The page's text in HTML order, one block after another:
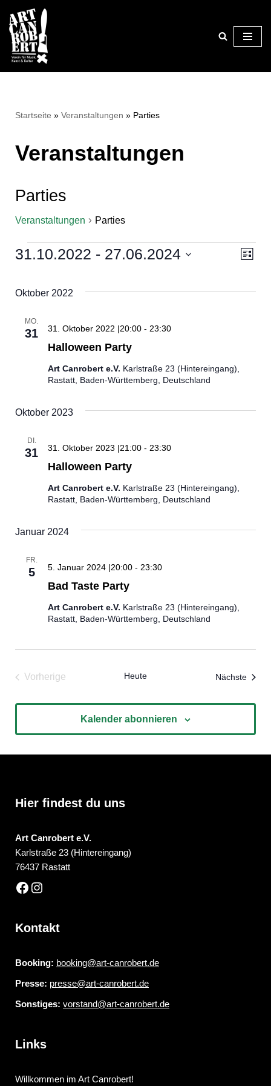
Zum
Inhalt
springen
Startseite » Veranstaltungen » Parties
Veranstaltungen
Parties
Veranstaltungen Parties
Liste
31.10.2022 - 27.06.2024
Oktober 2022
MO.
31
Halloween Party
31. Oktober 2022 |20:00 - 23:30
Art Canrobert e.V. Karlstraße 23 (Hintereingang),
Rastatt, Baden-Württemberg, Deutschland
Oktober 2023
DI.
31
Halloween Party
31. Oktober 2023 |21:00 - 23:30
Art Canrobert e.V. Karlstraße 23 (Hintereingang),
Rastatt, Baden-Württemberg, Deutschland
Januar 2024
FR.
5
Bad Taste Party
5. Januar 2024 |20:00 - 23:30
Art Canrobert e.V. Karlstraße 23 (Hintereingang),
Rastatt, Baden-Württemberg, Deutschland
Vorherige
Heute Nächste
Kalender abonnieren
Hier findest du uns
Art Canrobert e.V.
Karlstraße 23 (Hintereingang)
76437 Rastatt
Kontakt
Booking: booking@art-canrobert.de
Presse: presse@art-canrobert.de
Sonstiges: vorstand@art-canrobert.de
Links
Willkommen im Art Canrobert!